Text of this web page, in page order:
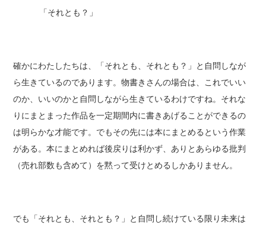
「それとも？」
確かにわたしたちは、「それとも、それとも？」と自問しなが
ら生きているのであります。物書きさんの場合は、これでいい
のか、いいのかと自問しながら生きているわけですね。それな
りにまとまった作品を一定期間内に書きあげることができるの
は明らかな才能です。でもその先には本にまとめるという作業
がある。本にまとめれば後戻りは利かず、ありとあらゆる批判
（売れ部数も含めて）を黙って受けとめるしかありません。
でも「それとも、それとも？」と自問し続けている限り未来は